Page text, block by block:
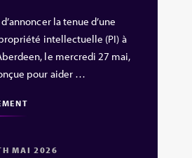
la tenue d’une
intellectuelle (PI) à
le mercredi 27 mai,
pour aider …
MAI 2026